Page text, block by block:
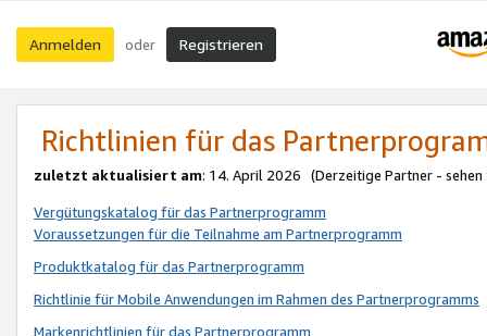
Anmelden oder Registrieren
Richtlinien für das
zuletzt aktualisiert am: 14. April 2026 (Derzeitige Partner - sehen
Vergütungskatalog für das Partnerprogramm
Voraussetzungen für die Teilnahme am Partnerprogramm
Produktkatalog für das Partnerprogramm
Richtlinie für Mobile Anwendungen im Rahmen des Partnerprogramms
Markenrichtlinien für das Partnerprogramm